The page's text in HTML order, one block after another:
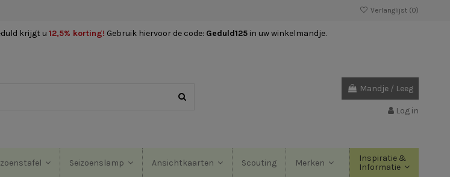
Verlanglijst (0)
krijgt u 12,5% korting! Gebruik hiervoor de code: Geduld125 in uw winkelmandje.
Mandje / Leeg
Log in
Seizoenslamp Ansichtkaarten Scouting Merken
Inspiratie &
Informatie